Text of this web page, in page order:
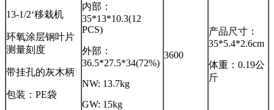
13-1/2‘移栽机
环氧涂层钢叶片
测量刻度
带挂孔的灰木柄
包装：PE袋
内部：
35*13*10.3(12
PCS)
外部：
36.5*27.5*34(72%)
NW: 13.7kg
GW: 15kg
3600
产品尺寸：
35*5.4*2.6cm
体重：0.19公
斤